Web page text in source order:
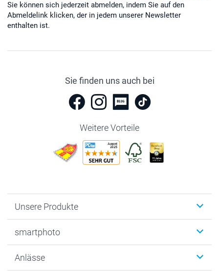
Sie können sich jederzeit abmelden, indem Sie auf den
Abmeldelink klicken, der in jedem unserer Newsletter
enthalten ist.
Sie finden uns auch bei
Weitere Vorteile
Unsere Produkte
Fotogeschenke
MyNameBook
smartphoto
Warum smartphoto
Anlässe